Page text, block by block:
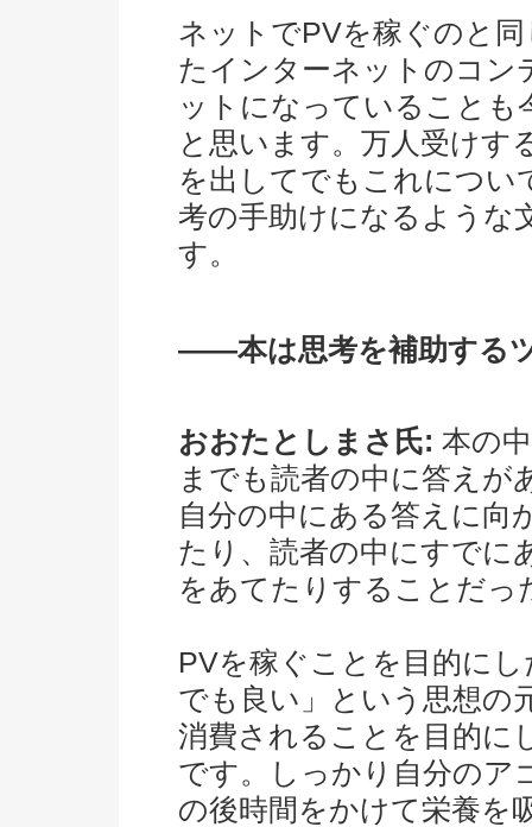
ネットでPVを稼ぐのと
たインターネットのコン
ットになっていること
と思います。万人受けす
を出してでもこれについ
考の手助けになるような
す。
――本は思考を補助する
おおたとしまさ氏: 本の
までも読者の中に答えが
自分の中にある答えに向
たり、読者の中にすでに
をあてたりすることだ
PVを稼ぐことを目的に
でも良い」という思想の
消費されることを目的に
です。しっかり自分のア
の後時間をかけて栄養を